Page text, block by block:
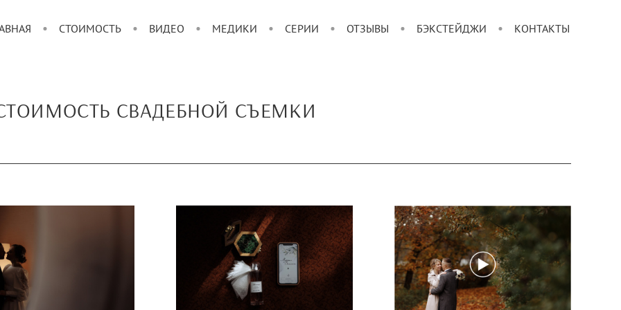
СТОИМОСТЬ ВИДЕО МЕДИКИ СЕРИИ ОТЗЫВЫ БЭКСТЕЙДЖИ КОНТАКТЫ
СВАДЕБНОЙ СЪЕМКИ